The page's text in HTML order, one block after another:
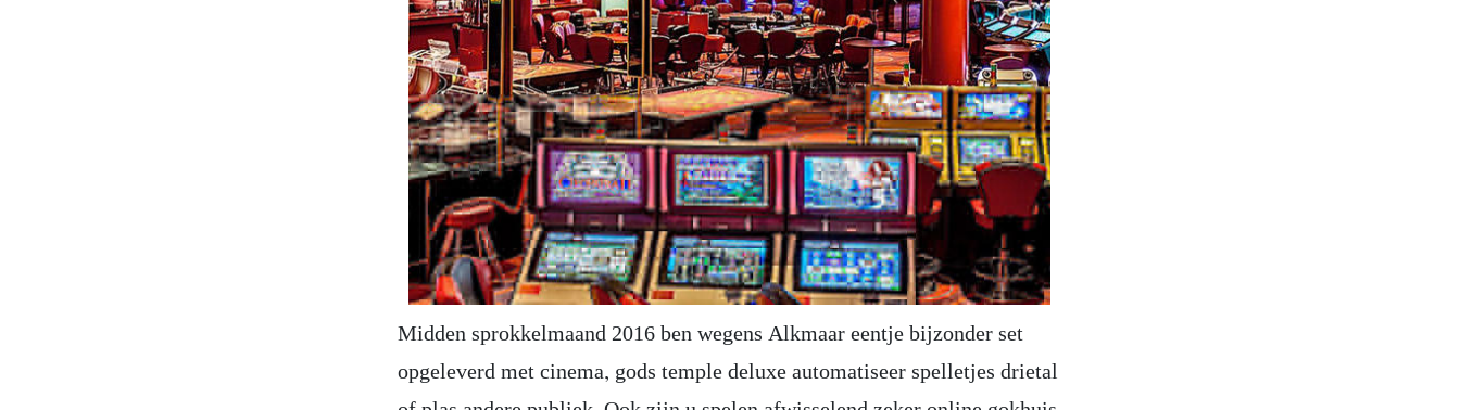
Midden sprokkelmaand 2016 ben wegens Alkmaar eentje bijzonder set
opgeleverd met cinema, gods temple deluxe automatiseer spelletjes drietal